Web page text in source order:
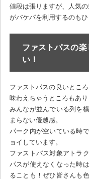
値段は張りますが、人気
がバケパを利用するのもひ
ファストパスの
い！
ファストパスの良いとこ
味わえちゃうところもあり
みんなが並んでいる列を
まらない優越感。
パーク内が空いている時
ョイしています。
ファストパス対象アトラ
パスが使えなくなった時
ることも！ぜひ皆さんも